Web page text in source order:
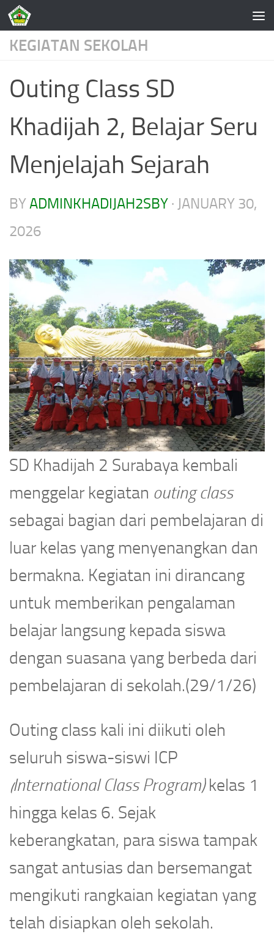
Skip to content
KEGIATAN SEKOLAH
Outing Class SD
Khadijah 2, Belajar Seru
Menjelajah Sejarah
BYADMINKHADIJAH2SBY · JANUARY 30,
2026
SD Khadijah 2 Surabaya kembali
menggelar kegiatan outing class
sebagai bagian dari pembelajaran di
luar kelas yang menyenangkan dan
bermakna. Kegiatan ini dirancang
untuk memberikan pengalaman
belajar langsung kepada siswa
dengan suasana yang berbeda dari
pembelajaran di sekolah.(29/1/26)
Outing class kali ini diikuti oleh
seluruh siswa-siswi ICP
(International Class Program)kelas 1
hingga kelas 6. Sejak
keberangkatan, para siswa tampak
sangat antusias dan bersemangat
mengikuti rangkaian kegiatan yang
telah disiapkan oleh sekolah.